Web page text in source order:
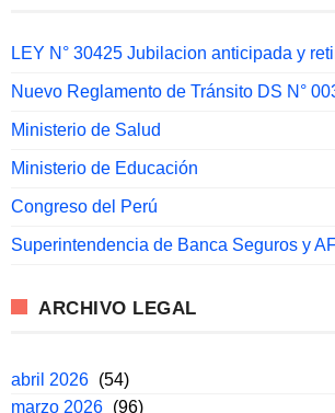
LEY N° 30425 Jubilacion anticipada y
Nuevo Reglamento de Tránsito DS N°
Ministerio de Salud
Ministerio de Educación
Congreso del Perú
Superintendencia de Banca Seguros y
ARCHIVO LEGAL
abril 2026 (54)
marzo 2026 (96)